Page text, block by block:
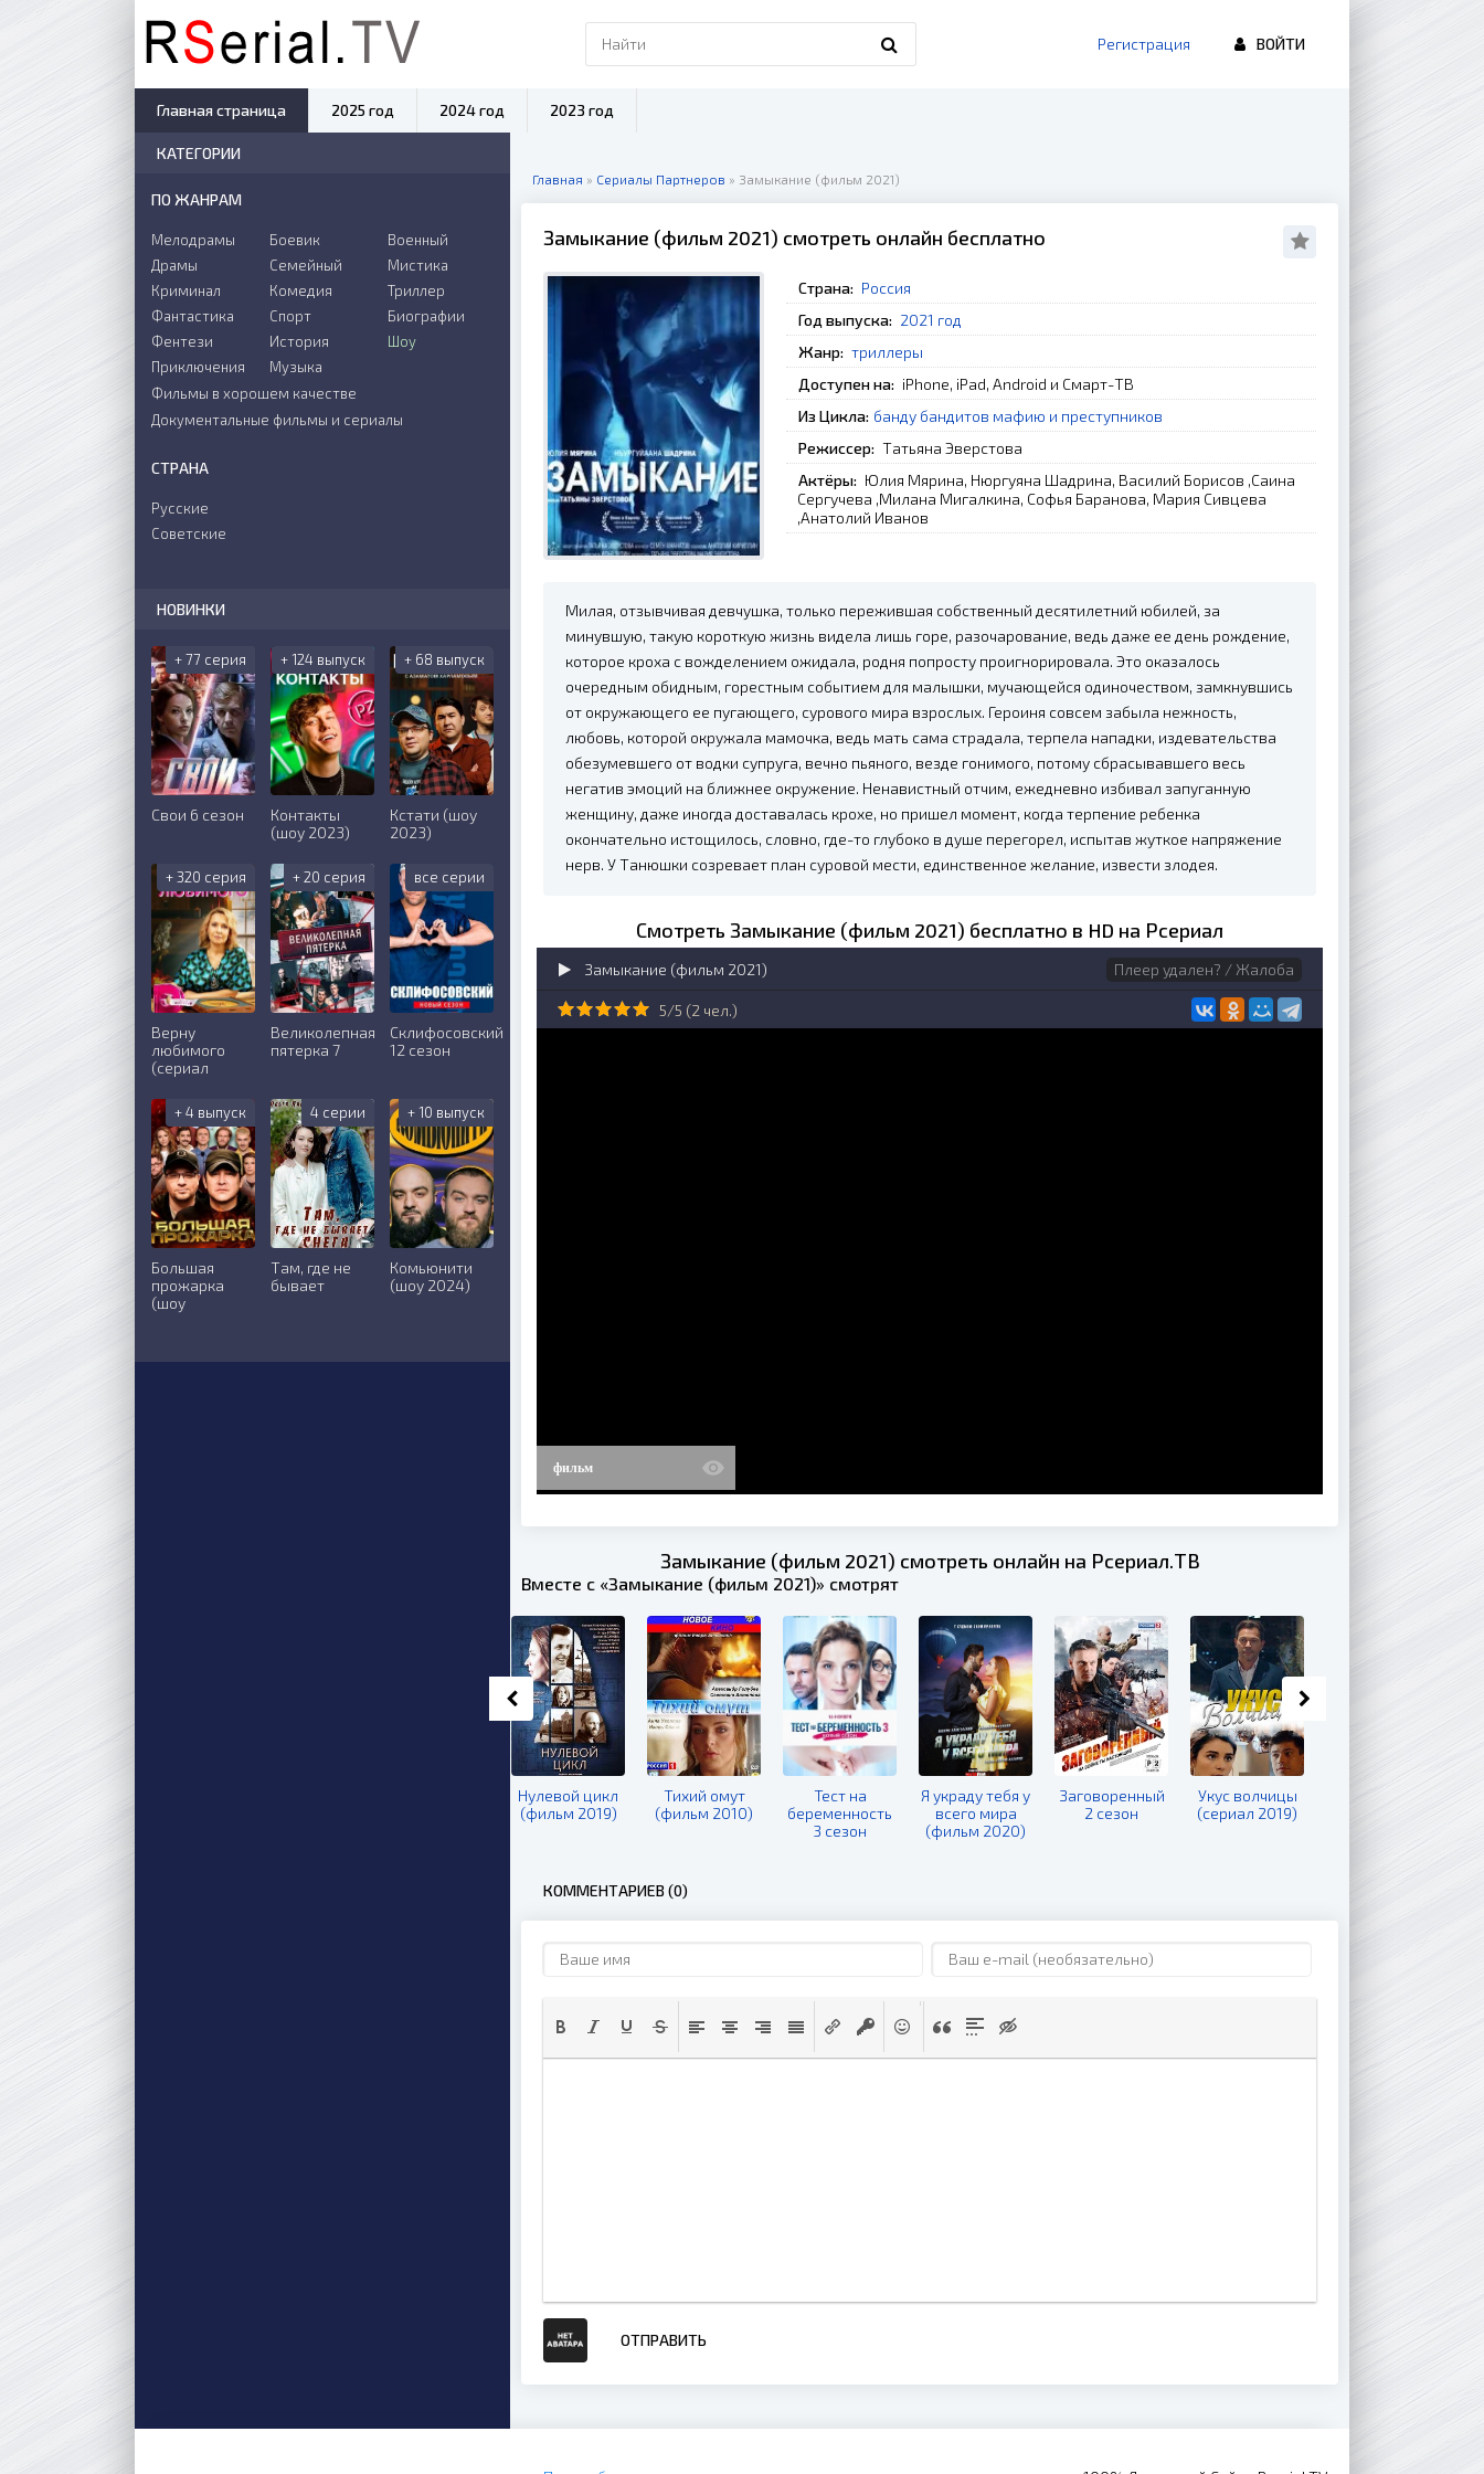
Главная » Сериалы Партнеров » Замыкание (фильм 2021)
Замыкание (фильм 2021) смотреть онлайн бесплатно
Страна: Россия
Год выпуска: 2021 год
Жанр: триллеры
Доступен на: iPhone, iPad, Android и Смарт-ТВ
Из Цикла: банду бандитов мафию и преступников
Режиссер: Татьяна Эверстова
Актёры: Юлия Мярина, Нюргуяна Шадрина, Василий Борисов ,Саина
Сергучева ,Милана Мигалкина, Софья Баранова, Мария Сивцева
,Анатолий Иванов
Милая, отзывчивая девчушка, только пережившая собственный десятилетний юбилей, за
минувшую, такую короткую жизнь видела лишь горе, разочарование, ведь даже ее день рождение,
которое кроха с вожделением ожидала, родня попросту проигнорировала. Это оказалось
очередным обидным, горестным событием для малышки, мучающейся одиночеством, замкнувшись
от окружающего ее пугающего, сурового мира взрослых. Героиня совсем забыла нежность,
любовь, которой окружала мамочка, ведь мать сама страдала, терпела нападки, издевательства
обезумевшего от водки супруга, вечно пьяного, везде гонимого, потому сбрасывавшего весь
негатив эмоций на ближнее окружение. Ненавистный отчим, ежедневно избивал запуганную
женщину, даже иногда доставалась крохе, но пришел момент, когда терпение ребенка
окончательно истощилось, словно, где-то глубоко в душе перегорел, испытав жуткое напряжение
нерв. У Танюшки созревает план суровой мести, единственное желание, извести злодея.
Смотреть Замыкание (фильм 2021) бесплатно в HD на Рсериал
Замыкание (фильм 2021) Плеер удален? / Жалоба
5/5 (2 чел.)
фильм
Замыкание (фильм 2021) смотреть онлайн на Рсериал.ТВ
Вместе с «Замыкание (фильм 2021)» смотрят
Нулевой цикл
(фильм 2019)
Тихий омут
(фильм 2010)
Тест на
беременность
3 сезон
Я украду тебя у
всего мира
(фильм 2020)
Заговоренный
2 сезон
Укус волчицы
(сериал 2019)
КОММЕНТАРИЕВ (0)
ОТПРАВИТЬ
КАТЕГОРИИ
ПО ЖАНРАМ
Мелодрамы
Драмы
Криминал
Боевик
Семейный
Комедия
Военный
Мистика
Триллер
Фантастика
Фентези
Приключения
Спорт
История
Музыка
Биографии
Шоу
Фильмы в хорошем качестве
Документальные фильмы и сериалы
СТРАНА
Русские
Советские
НОВИНКИ
+ 77 серия
Свои 6 сезон
+ 124 выпуск
Контакты
(шоу 2023)
+ 68 выпуск
Кстати (шоу
2023)
+ 320 серия
Верну
любимого
(сериал
+ 20 серия
Великолепная
пятерка 7
все серии
Склифосовский
12 сезон
+ 4 выпуск
Большая
прожарка
(шоу
4 серии
Там, где не
бывает
+ 10 выпуск
Комьюнити
(шоу 2024)
Регистрация ВОЙТИ
Главная страница 2025 год 2024 год 2023 год